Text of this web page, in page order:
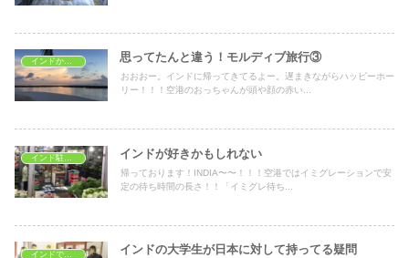
インドから海外旅行 思ってたんと違う！モルディブ旅行③
おおおー。インドに帰ってきてるよー。遅まきながらハッピーホー
リー！！！空港のおっちゃんが頭や顔の赤い...
インドが好きかもしれない
帰っております！INDIA〜〜！！！空港ではイミグレーションで安
定の待ち時間の長さ！！「イミグレ待ち...
インドの大学生が日本に対して持ってる疑問